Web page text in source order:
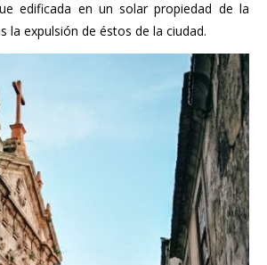
edificada en un solar propiedad de la
la expulsión de éstos de la ciudad.